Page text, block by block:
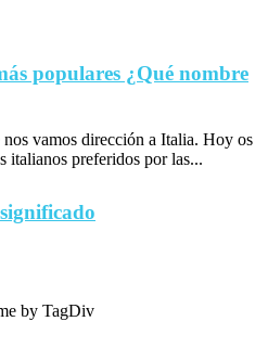
populares ¿Qué nombre
vamos dirección a Italia. Hoy os
italianos preferidos por las...
by TagDiv